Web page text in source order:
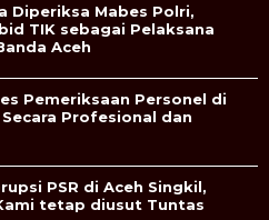
Diperiksa Mabes Polri,
TIK sebagai Pelaksana
Aceh
Pemeriksaan Personel di
Profesional dan
PSR di Aceh Singkil,
tetap diusut Tuntas